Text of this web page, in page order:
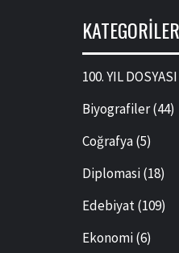
KATEGORILER
100. YIL DOSYASI
Biyografiler(44)
Coğrafya(5)
Diplomasi(18)
Edebiyat(109)
Ekonomi(6)